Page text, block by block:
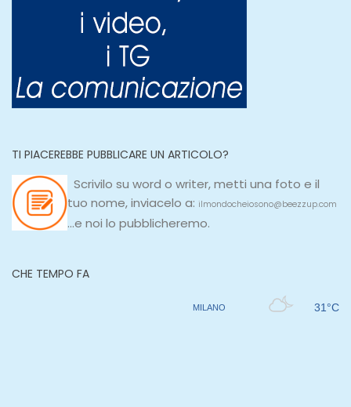
TI PIACEREBBE PUBBLICARE UN ARTICOLO?
Scrivilo su word o writer, metti una foto e il
tuo nome, inviacelo a: ilmondocheiosono@beezzup.com
...e noi lo pubblicheremo.
CHE TEMPO FA